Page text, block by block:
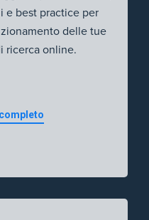
e best practice per
delle tue
ricerca online.